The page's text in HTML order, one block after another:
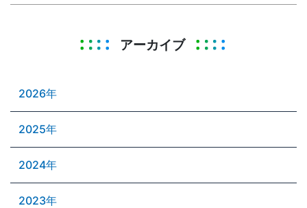
アーカイブ
2026年
2025年
2024年
2023年